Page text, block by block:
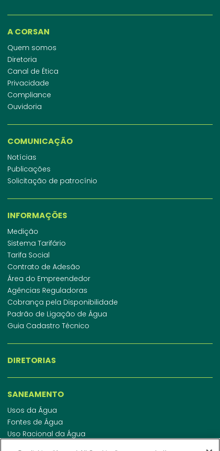
A CORSAN
Quem somos
Diretoria
Canal de Ética
Privacidade
Compliance
Ouvidoria
COMUNICAÇÃO
Notícias
Publicações
Solicitação de patrocínio
INFORMAÇÕES
Medição
Sistema Tarifário
Tarifa Social
Contrato de Adesão
Área do Empreendedor
Agências Reguladoras
Cobrança pela Disponibilidade
Padrão de Ligação de Água
Guia Cadastro Técnico
DIRETORIAS
SANEAMENTO
Usos da Água
Fontes de Água
Uso Racional da Água